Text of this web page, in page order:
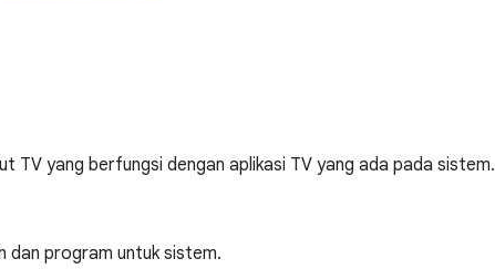
TV yang berfungsi dengan aplikasi TV yang ada pada sistem.
dan program untuk sistem.